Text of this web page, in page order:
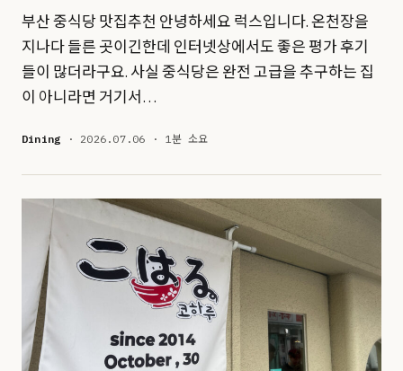
부산 중식당 맛집추천 안녕하세요 럭스입니다. 온천장을
지나다 들른 곳이긴한데 인터넷상에서도 좋은 평가 후기
들이 많더라구요. 사실 중식당은 완전 고급을 추구하는 집
이 아니라면 거기서…
Dining · 2026.07.06 · 1분 소요